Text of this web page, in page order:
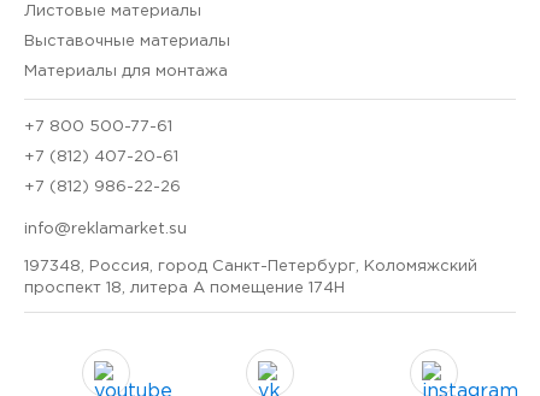
Листовые материалы
Выставочные материалы
Материалы для монтажа
+7 800 500-77-61
+7 (812) 407-20-61
+7 (812) 986-22-26
info@reklamarket.su
197348, Россия, город Санкт-Петербург, Коломяжский
проспект 18, литера А помещение 174Н